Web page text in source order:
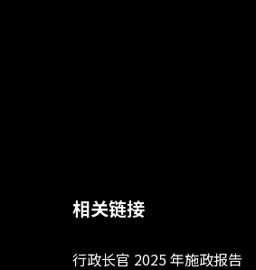
相关链接
行政长官 2025 年施政报告